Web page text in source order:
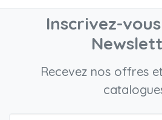
Inscrivez-
Recevez nos offres